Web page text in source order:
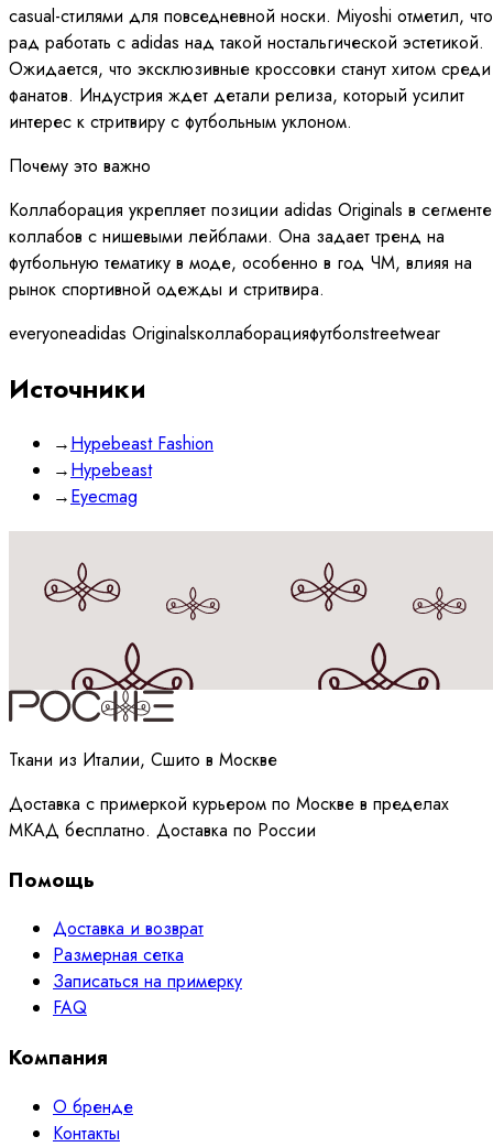
casual-стилями для повседневной носки. Miyoshi отметил, что
рад работать с adidas над такой ностальгической эстетикой.
Ожидается, что эксклюзивные кроссовки станут хитом среди
фанатов. Индустрия ждет детали релиза, который усилит
интерес к стритвиру с футбольным уклоном.
Почему это важно
Коллаборация укрепляет позиции adidas Originals в сегменте
коллабов с нишевыми лейблами. Она задает тренд на
футбольную тематику в моде, особенно в год ЧМ, влияя на
рынок спортивной одежды и стритвира.
everyoneadidas Originalsколлаборацияфутболstreetwear
Источники
→Hypebeast Fashion
→Hypebeast
→Eyecmag
Принимаюполитикуобработки данных
Ткани из Италии, Сшито в Москве
Доставка с примеркой курьером по Москве в пределах
МКАД бесплатно. Доставка по России
Помощь
Доставка и возврат
Размерная сетка
Записаться на примерку
FAQ
Компания
О бренде
Контакты